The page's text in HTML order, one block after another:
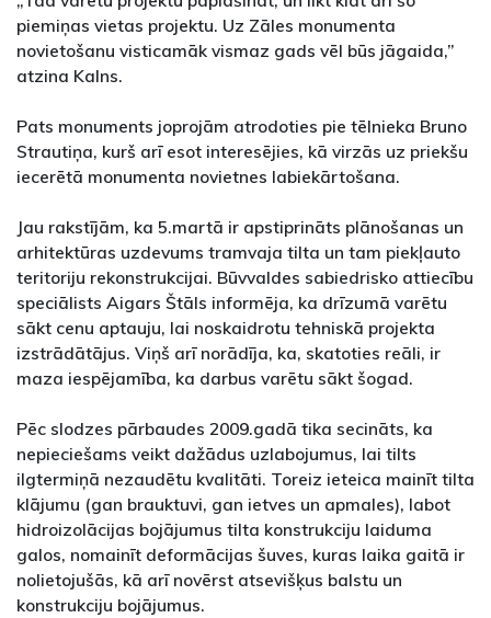
piemiņas vietas projektu. Uz Zāles monumenta
novietošanu visticamāk vismaz gads vēl būs jāgaida,”
atzina Kalns.
Pats monuments joprojām atrodoties pie tēlnieka Bruno
Strautiņa, kurš arī esot interesējies, kā virzās uz priekšu
iecerētā monumenta novietnes labiekārtošana.
Jau rakstījām, ka 5.martā ir apstiprināts plānošanas un
arhitektūras uzdevums tramvaja tilta un tam piekļauto
teritoriju rekonstrukcijai. Būvvaldes sabiedrisko attiecību
speciālists Aigars Štāls informēja, ka drīzumā varētu
sākt cenu aptauju, lai noskaidrotu tehniskā projekta
izstrādātājus. Viņš arī norādīja, ka, skatoties reāli, ir
maza iespējamība, ka darbus varētu sākt šogad.
Pēc slodzes pārbaudes 2009.gadā tika secināts, ka
nepieciešams veikt dažādus uzlabojumus, lai tilts
ilgtermiņā nezaudētu kvalitāti. Toreiz ieteica mainīt tilta
klājumu (gan brauktuvi, gan ietves un apmales), labot
hidroizolācijas bojājumus tilta konstrukciju laiduma
galos, nomainīt deformācijas šuves, kuras laika gaitā ir
nolietojušās, kā arī novērst atsevišķus balstu un
konstrukciju bojājumus.